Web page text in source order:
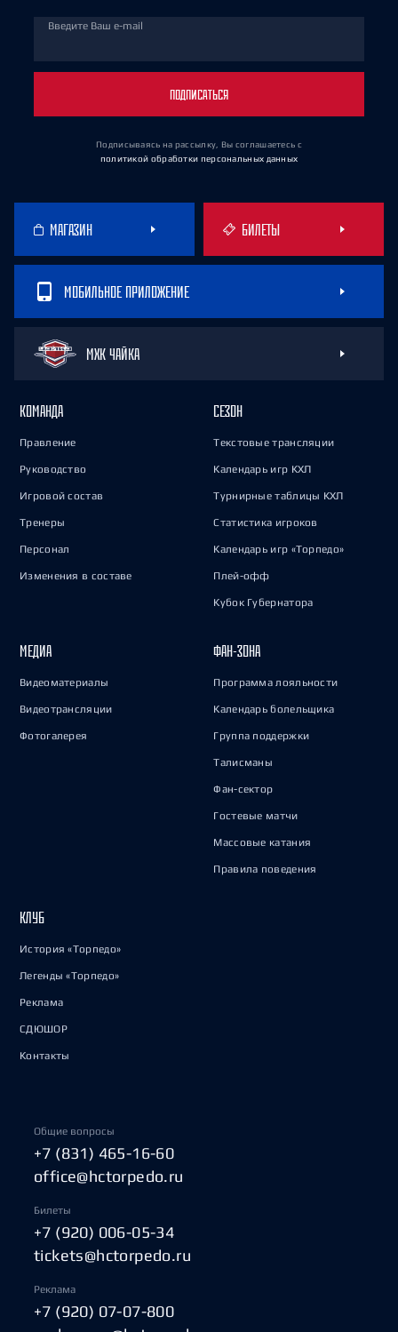
Введите Ваш e-mail
ПОДПИСАТЬСЯ
Подписываясь на рассылку, Вы соглашаетесь с
политикой обработки персональных данных
МАГАЗИН БИЛЕТЫ
МОБИЛЬНОЕ ПРИЛОЖЕНИЕ
МХК ЧАЙКА
КОМАНДА
Правление
Руководство
Игровой состав
Тренеры
Персонал
Изменения в составе
СЕЗОН
Текстовые трансляции
Календарь игр КХЛ
Турнирные таблицы КХЛ
Статистика игроков
Календарь игр «Торпедо»
Плей-офф
Кубок Губернатора
МЕДИА
Видеоматериалы
Видеотрансляции
Фотогалерея
ФАН-ЗОНА
Программа лояльности
Календарь болельщика
Группа поддержки
Талисманы
Фан-сектор
Гостевые матчи
Массовые катания
Правила поведения
КЛУБ
История «Торпедо»
Легенды «Торпедо»
Реклама
СДЮШОР
Контакты
Общие вопросы
+7 (831) 465-16-60
office@hctorpedo.ru
Билеты
+7 (920) 006-05-34
tickets@hctorpedo.ru
Реклама
+7 (920) 07-07-800